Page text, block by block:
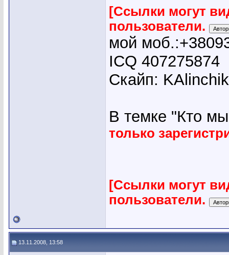
[Ссылки могут
пользователи.
мой
ICQ 407275874
Скайп:
В темке "Кто
только
[Ссылки могут
пользователи.
13.11.2008, 13:58